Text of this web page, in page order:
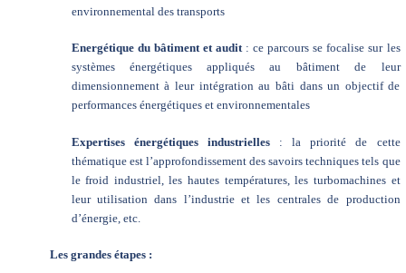
environnemental des transports
Energétique du bâtiment et audit: ce parcours se focalise sur les
systèmes énergétiques appliqués au bâtiment de leur
dimensionnement à leur intégration au bâti dans un objectif de
performances énergétiques et environnementales
Expertises énergétiques industrielles: la priorité de cette
thématique est l’approfondissement des savoirs techniques tels que
le froid industriel, les hautes températures, les turbomachines et
leur utilisation dans l’industrie et les centrales de production
d’énergie, etc.
Les grandes étapes :